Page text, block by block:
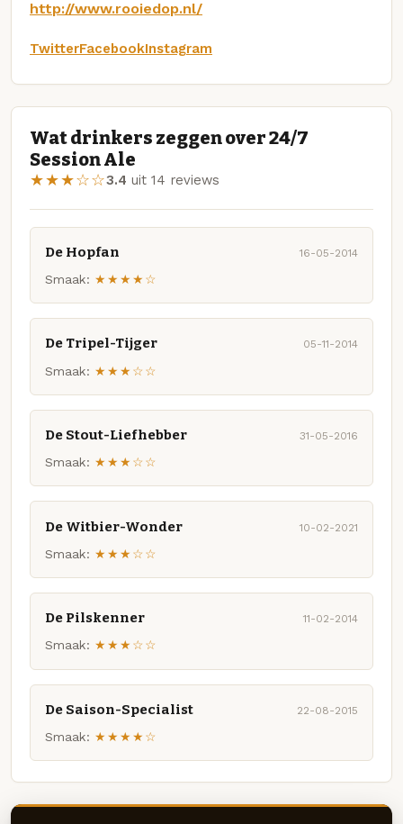
http://www.rooiedop.nl/
TwitterFacebookInstagram
Wat drinkers zeggen over 24/7
Session Ale
★★★☆☆3.4 uit 14 reviews
De Hopfan 16-05-2014
Smaak: ★★★★☆
De Tripel-Tijger 05-11-2014
Smaak: ★★★☆☆
De Stout-Liefhebber 31-05-2016
Smaak: ★★★☆☆
De Witbier-Wonder 10-02-2021
Smaak: ★★★☆☆
De Pilskenner 11-02-2014
Smaak: ★★★☆☆
De Saison-Specialist 22-08-2015
Smaak: ★★★★☆